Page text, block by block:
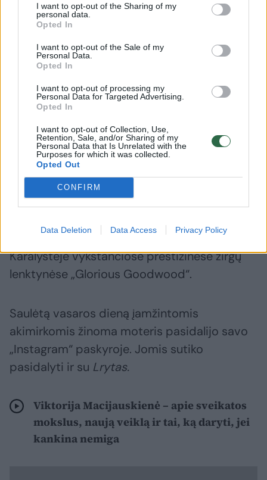
I want to opt-out of the Sharing of my
personal data.
Opted In
I want to opt-out of the Sale of my
Personal Data.
Opted In
I want to opt-out of processing my
Personal Data for Targeted Advertising.
Opted In
I want to opt-out of Collection, Use,
Retention, Sale, and/or Sharing of my
Personal Data that Is Unrelated with the
Purposes for which it was collected.
Opted Out
CONFIRM
Data Deletion Data Access Privacy Policy
Elegancija garsėjanti pora ir šįkart neliko
nepastebėta – internautų žvilgsnius kaustė
iki smulkiausių detalių apgalvoti jų įvaizdžiai.
A. Valentaitė su vyru apsilankė Jungtinėje
Karalystėje vykstančiose prestižinėse žirgų
lenktynėse „Glorious Goodwood“.
Saulėtą vasaros dieną įamžintomis
akimirkomis žinoma moteris pasidalijo savo
„Instagram“ paskyroje. Jomis sutiko
pasidalyti ir su Lrytas.
Viktorija Macijauskienė – apie sveikatos
mokslus, naują veiklą ir tai, ką daryti, jei
kankina nemiga